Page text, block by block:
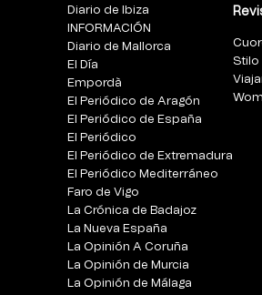
Diario de Ibiza
INFORMACIÓN
Diario de Mallorca
El Día
Empordà
El Periódico de Aragón
El Periódico de España
El Periódico
El Periódico de Extremadura
El Periódico Mediterráneo
Faro de Vigo
La Crónica de Badajoz
La Nueva España
La Opinión A Coruña
La Opinión de Murcia
La Opinión de Málaga
Stilo